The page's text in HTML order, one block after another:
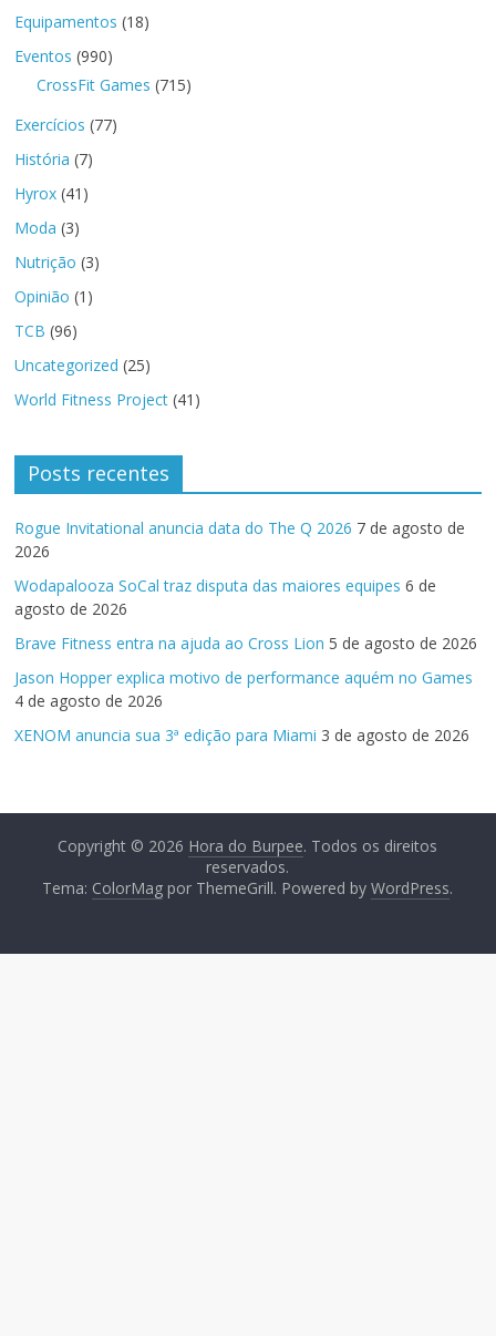
Equipamentos (18)
Eventos (990)
CrossFit Games (715)
Exercícios (77)
História (7)
Hyrox (41)
Moda (3)
Nutrição (3)
Opinião (1)
TCB (96)
Uncategorized (25)
World Fitness Project (41)
Posts recentes
Rogue Invitational anuncia data do The Q 2026 7 de agosto de
2026
Wodapalooza SoCal traz disputa das maiores equipes 6 de
agosto de 2026
Brave Fitness entra na ajuda ao Cross Lion 5 de agosto de 2026
Jason Hopper explica motivo de performance aquém no Games
4 de agosto de 2026
XENOM anuncia sua 3ª edição para Miami 3 de agosto de 2026
Copyright © 2026 Hora do Burpee. Todos os direitos
reservados.
Tema: ColorMag por ThemeGrill. Powered byWordPress.